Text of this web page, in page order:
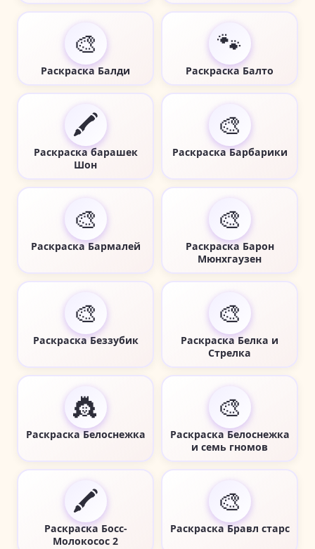
🎨
Раскраска Балди
🐾
Раскраска Балто
🖍️
Раскраска барашек
Шон
🎨
Раскраска Барбарики
🎨
Раскраска Бармалей
🎨
Раскраска Барон
Мюнхгаузен
🎨
Раскраска Беззубик
🎨
Раскраска Белка и
Стрелка
👸
Раскраска Белоснежка
🎨
Раскраска Белоснежка
и семь гномов
🖍️
Раскраска Босс-
Молокосос 2
🎨
Раскраска Бравл старс